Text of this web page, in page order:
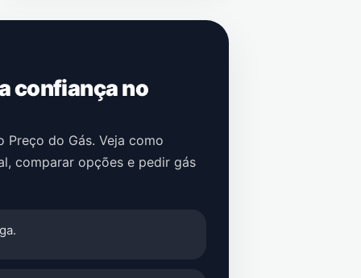
confiança no
do Gás. Veja como
, comparar opções e pedir gás